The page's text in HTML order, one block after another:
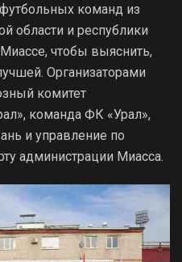
команд из
области и республики
чтобы выяснить,
Организаторами
комитет
команда ФК «Урал»,
и управление по
администрации Миасса.